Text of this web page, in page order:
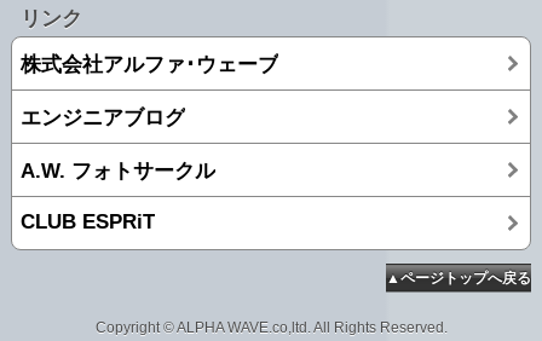
リンク
株式会社アルファ･ウェーブ
エンジニアブログ
A.W. フォトサークル
CLUB ESPRiT
▲ページトップへ戻る
Copyright © ALPHA WAVE.co,ltd. All Rights Reserved.